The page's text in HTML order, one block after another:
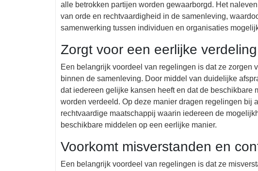
alle betrokken partijen worden gewaarborgd. Het
van orde en rechtvaardigheid in de samenleving,
samenwerking tussen individuen en organisaties
Zorgt voor een eerlijke
Een belangrijk voordeel van regelingen is dat ze zorgen
binnen de samenleving. Door middel van duidelijke
dat iedereen gelijke kansen heeft en dat de beschikbare
worden verdeeld. Op deze manier dragen regelingen bij
rechtvaardige maatschappij waarin iedereen de
beschikbare middelen op een eerlijke manier.
Voorkomt misverstanden en
Een belangrijk voordeel van regelingen is dat ze